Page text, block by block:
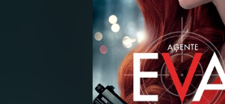
Мероприятия
Новости